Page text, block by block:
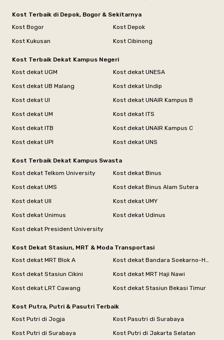
Kost Terbaik di Depok, Bogor & Sekitarnya
Kost Bogor
Kost Depok
Kost Kukusan
Kost Cibinong
Kost Terbaik Dekat Kampus Negeri
Kost dekat UGM
Kost dekat UNESA
Kost dekat UB Malang
Kost dekat Undip
Kost dekat UI
Kost dekat UNAIR Kampus B
Kost dekat UM
Kost dekat ITS
Kost dekat ITB
Kost dekat UNAIR Kampus C
Kost dekat UPI
Kost dekat UNS
Kost Terbaik Dekat Kampus Swasta
Kost dekat Telkom University
Kost dekat Binus
Kost dekat UMS
Kost dekat Binus Alam Sutera
Kost dekat UII
Kost dekat UMY
Kost dekat Unimus
Kost dekat Udinus
Kost dekat President University
Kost Dekat Stasiun, MRT & Moda Transportasi
Kost dekat MRT Blok A
Kost dekat Stasiun Cikini
Kost dekat MRT Haji Nawi
Kost dekat LRT Cawang
Kost dekat Stasiun Bekasi Timur
Kost Putra, Putri & Pasutri Terbaik
Kost Putri di Jogja
Kost Pasutri di Surabaya
Kost Putri di Surabaya
Kost Putri di Jakarta Selatan